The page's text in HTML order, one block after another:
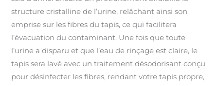
structure cristalline de l’urine, relâchant ainsi son
emprise sur les fibres du tapis, ce qui facilitera
l’évacuation du contaminant. Une fois que toute
l’urine a disparu et que l’eau de rinçage est claire, le
tapis sera lavé avec un traitement désodorisant conçu
pour désinfecter les fibres, rendant votre tapis propre,